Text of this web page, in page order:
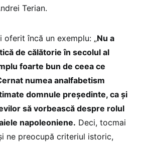
Terian.
oferit încă un exemplu: „Nu a
de călătorie în secolul al
foarte bun de ceea ce
numea analfabetism
domnule președinte, ca și
să vorbească despre rolul
napoleoniene. Deci, tocmai
ne preocupă criteriul istoric,